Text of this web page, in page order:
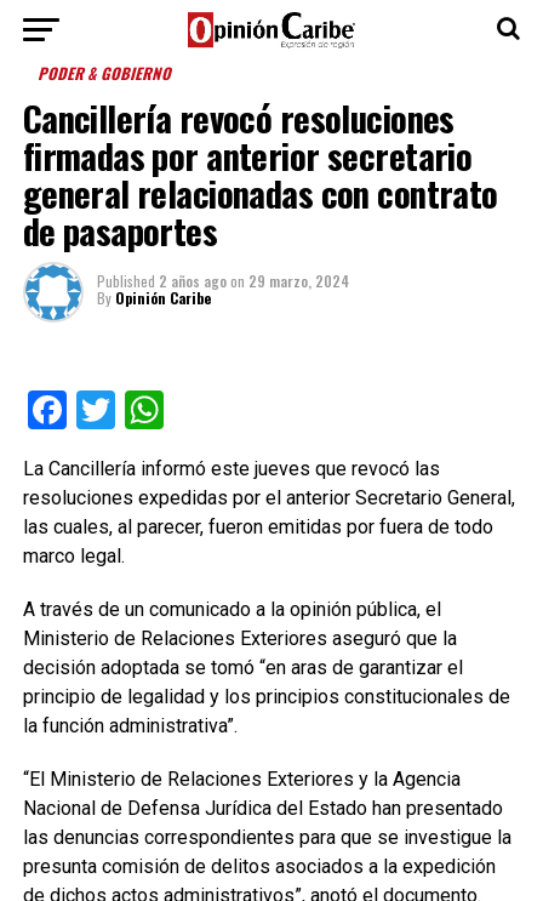
PODER & GOBIERNO
Cancillería revocó resoluciones
firmadas por anterior secretario
general relacionadas con contrato
de pasaportes
Published 2 años agoon 29 marzo, 2024
By Opinión Caribe
Facebook
TwitterWhatsApp
La Cancillería informó este jueves que revocó las
resoluciones expedidas por el anterior Secretario General,
las cuales, al parecer, fueron emitidas por fuera de todo
marco legal.
A través de un comunicado a la opinión pública, el
Ministerio de Relaciones Exteriores aseguró que la
decisión adoptada se tomó “en aras de garantizar el
principio de legalidad y los principios constitucionales de
la función administrativa”.
“El Ministerio de Relaciones Exteriores y la Agencia
Nacional de Defensa Jurídica del Estado han presentado
las denuncias correspondientes para que se investigue la
presunta comisión de delitos asociados a la expedición
de dichos actos administrativos”, anotó el documento.